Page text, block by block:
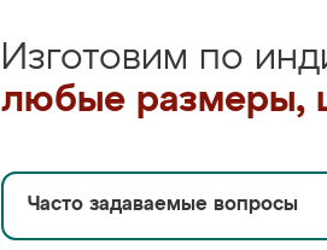
Изготовим по
любые размеры,
Часто задаваемые вопросы